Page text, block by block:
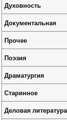
Духовность
Документальная
Прочее
Поэзия
Драматургия
Старинное
Деловая литература